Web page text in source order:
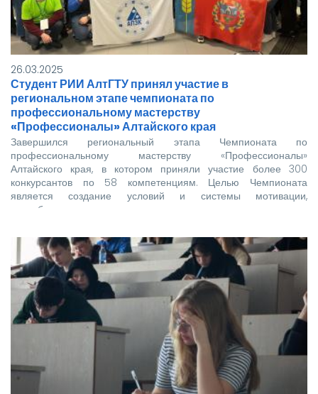
26.03.2025
Студент РИИ АлтГТУ принял участие в
региональном этапе чемпионата по
профессиональному мастерству
«Профессионалы» Алтайского края
Завершился региональный этапа Чемпионата по
профессиональному мастерству «Профессионалы»
Алтайского края, в котором приняли участие более 300
конкурсантов по 58 компетенциям. Целью Чемпионата
является создание условий и системы мотивации,
способствующих…